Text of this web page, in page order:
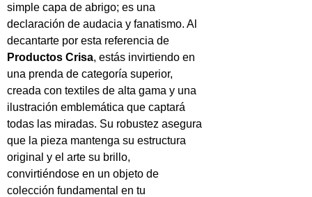
simple capa de abrigo; es una
declaración de audacia y fanatismo. Al
decantarte por esta referencia de
Productos Crisa, estás invirtiendo en
una prenda de categoría superior,
creada con textiles de alta gama y una
ilustración emblemática que captará
todas las miradas. Su robustez asegura
que la pieza mantenga su estructura
original y el arte su brillo,
convirtiéndose en un objeto de
colección fundamental en tu